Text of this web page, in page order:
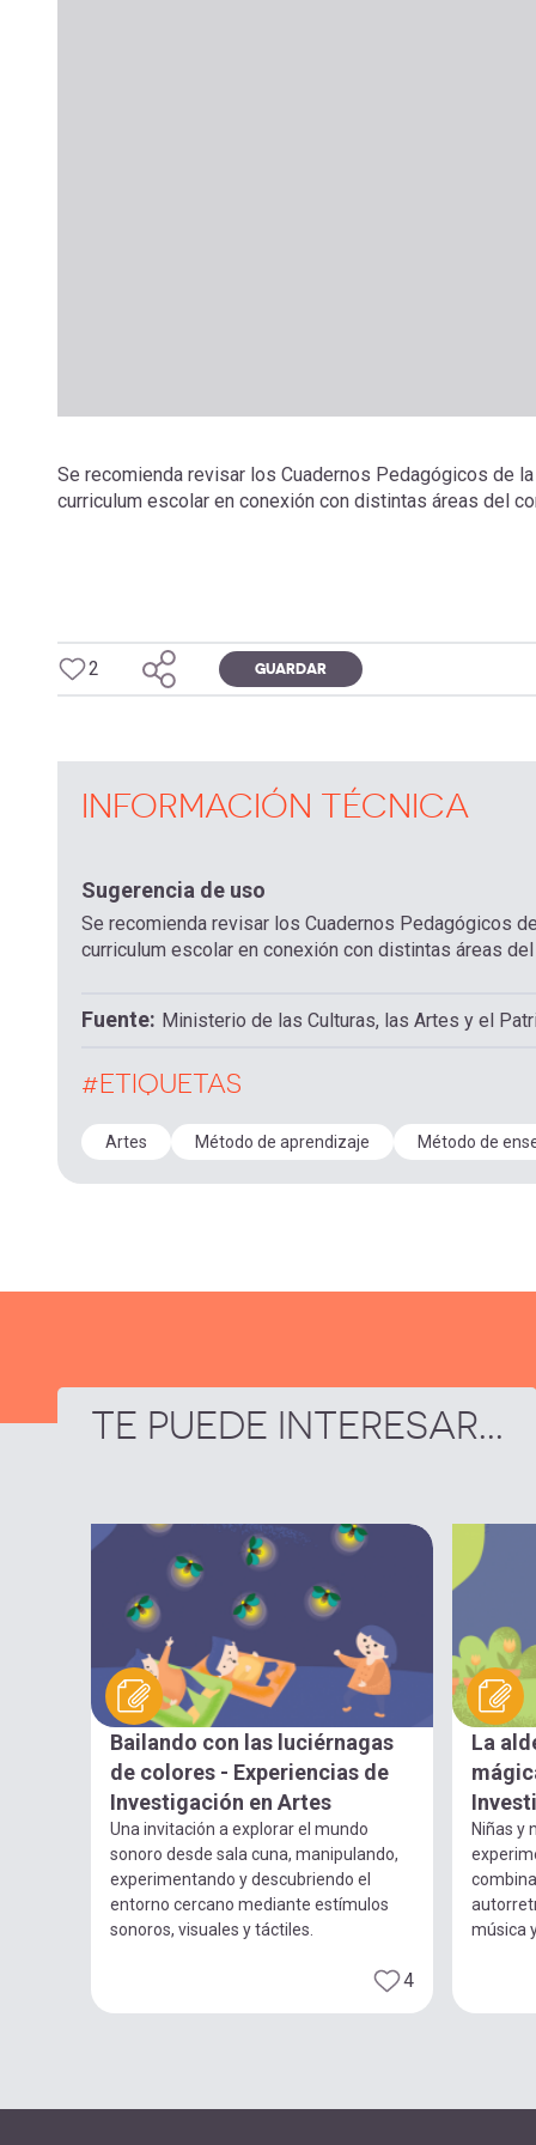
Se recomienda revisar los Cuadernos Pedagógicos de
curriculum escolar en conexión con distintas áreas del
2 GUARDAR
INFORMACIÓN TÉCNICA
Sugerencia de uso
Se recomienda revisar los Cuadernos Pedagógicos
curriculum escolar en conexión con distintas áreas
Fuente Ministerio de las Culturas, las Artes y el
#ETIQUETAS
Artes Método de aprendizaje Método de
TE PUEDE INTERESAR...
Bailando con las luciérnagas
de colores - Experiencias de
Investigación en Artes
Una invitación a explorar el mundo
sonoro desde sala cuna, manipulando,
experimentando y descubriendo el
entorno cercano mediante estímulos
sonoros, visuales y táctiles.
4
La
Niñas y
música